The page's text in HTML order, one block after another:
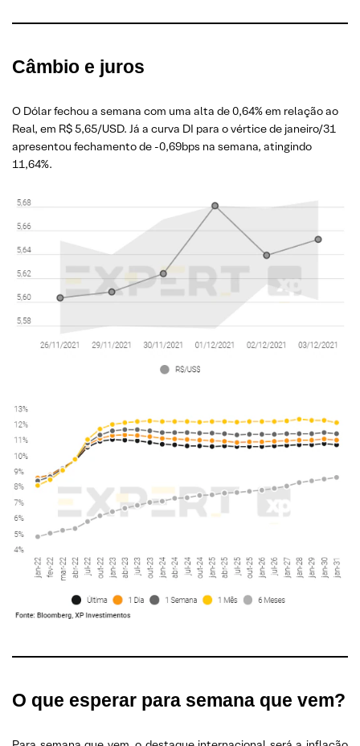
Câmbio e juros
O Dólar fechou a semana com uma alta de 0,64% em relação ao
Real, em R$ 5,65/USD. Já a curva DI para o vértice de janeiro/31
apresentou fechamento de -0,69bps na semana, atingindo
11,64%.
O que esperar para semana que vem?